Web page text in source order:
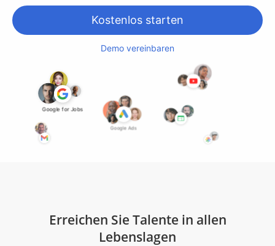
Kostenlos starten
Demo vereinbaren
Google for Jobs
Google Ads
Erreichen Sie Talente in allen
Lebenslagen